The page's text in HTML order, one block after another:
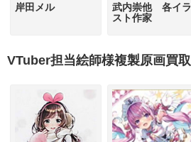
岸田メル
武内崇他 各イラ
スト作家
VTuber担当絵師様複製原画買取